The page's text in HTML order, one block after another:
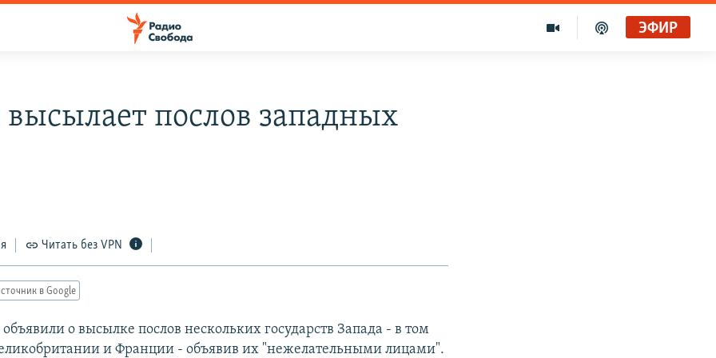
ЭФИР
послов западных
Читать без VPN
в Google
о высылке послов нескольких государств Запада - в том
и Франции - объявив их "нежелательными лицами".